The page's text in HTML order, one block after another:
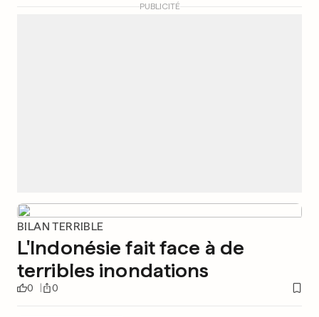
PUBLICITÉ
BILAN TERRIBLE
L'Indonésie fait face à de
terribles inondations
0 0